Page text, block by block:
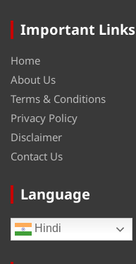
Important Links
Home
About Us
Terms & Conditions
Privacy Policy
Disclaimer
Contact Us
Language
Hindi